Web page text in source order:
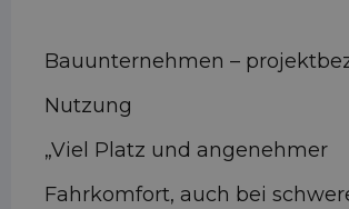
Bauunternehmen –
Nutzung
„Viel Platz und angenehmer
Fahrkomfort, auch bei